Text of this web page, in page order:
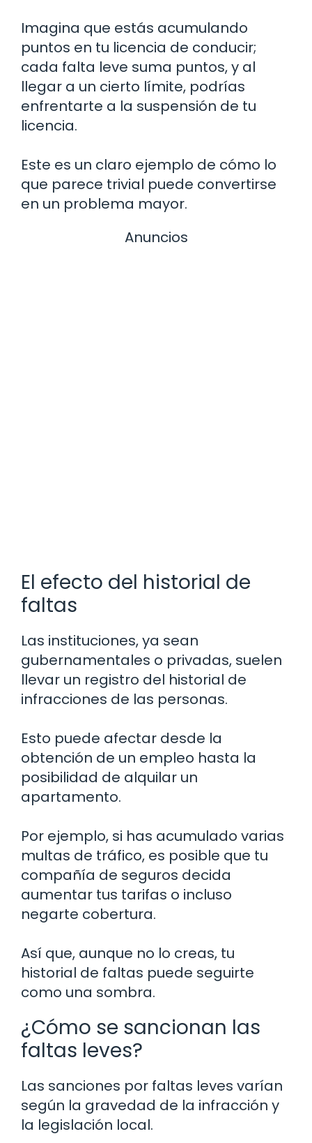
Imagina que estás acumulando
puntos en tu licencia de conducir;
cada falta leve suma puntos, y al
llegar a un cierto límite, podrías
enfrentarte a la suspensión de tu
licencia.
Este es un claro ejemplo de cómo lo
que parece trivial puede convertirse
en un problema mayor.
Anuncios
El efecto del historial de
faltas
Las instituciones, ya sean
gubernamentales o privadas, suelen
llevar un registro del historial de
infracciones de las personas.
Esto puede afectar desde la
obtención de un empleo hasta la
posibilidad de alquilar un
apartamento.
Por ejemplo, si has acumulado varias
multas de tráfico, es posible que tu
compañía de seguros decida
aumentar tus tarifas o incluso
negarte cobertura.
Así que, aunque no lo creas, tu
historial de faltas puede seguirte
como una sombra.
¿Cómo se sancionan las
faltas leves?
Las sanciones por faltas leves varían
según la gravedad de la infracción y
la legislación local.